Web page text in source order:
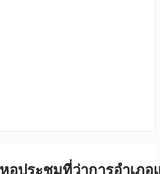
อประชุมที่ว่าการอำเภอ